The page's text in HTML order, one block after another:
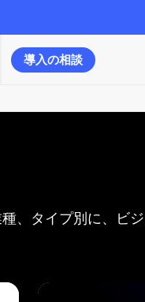
導入の相談
、タイプ別に、ビ